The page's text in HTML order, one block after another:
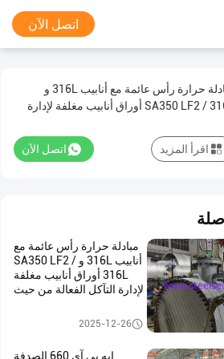
اتصل الآن
مبادلة حرارة رأس عائمة مع أنابيب 316L و
SA350 LF2 / 316L أوراق أنابيب مغلفة لإدارة
اتصل الآن اقرأ المزيد
مبادلة حرارة رأس عائمة مع
أنابيب 316L و SA350 LF2 /
316L أوراق أنابيب مغلفة
لإدارة التآكل الفعالة من حيث
2025-12-26
إيه بي آي 660 الصدفة